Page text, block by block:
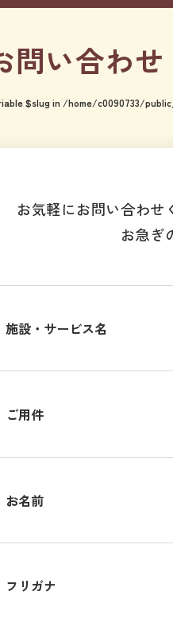
問い合わせ
$slug in /home/c0090733/
お気軽にお問い合わせ
お急ぎ
施設・サービス名
ご用件
お名前
フリガナ